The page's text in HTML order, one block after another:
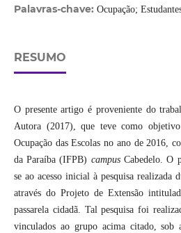
Palavras-chave: Ocupação;
RESUMO
O presente artigo é proveniente do
Autora (2017), que teve como
Ocupação das Escolas no ano de 2016,
da Paraíba (IFPB) campusCabedelo. O
se ao acesso inicial à pesquisa realizada
através do Projeto de Extensão
passarela cidadã. Tal pesquisa foi
vinculados ao grupo acima citado, sob